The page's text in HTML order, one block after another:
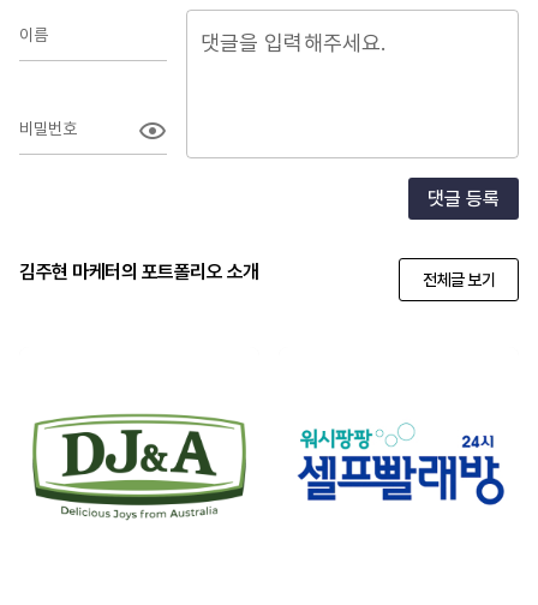
이름
비밀번호
댓글 등록
김주현 마케터의 포트폴리오 소개 전체글 보기